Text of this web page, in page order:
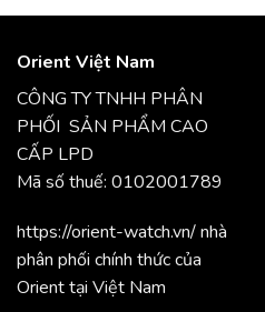
Orient Việt Nam
CÔNG TY TNHH PHÂN
PHỐI SẢN PHẨM CAO
CẤP LPD
Mã số thuế: 0102001789
https://orient-watch.vn/ nhà
phân phối chính thức của
Orient tại Việt Nam